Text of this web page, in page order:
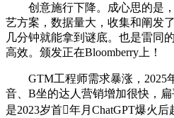
创意施行下降。成心思的是，
艺方案，数据量大，收集和阐发
几分钟就能拿到谜底。也是雷同
高效。颁发正在Bloomberry上！
GTM工程师需求暴涨，2025
音、B坐的达人营销增加很快，
是2023岁首年月ChatGPT爆火后